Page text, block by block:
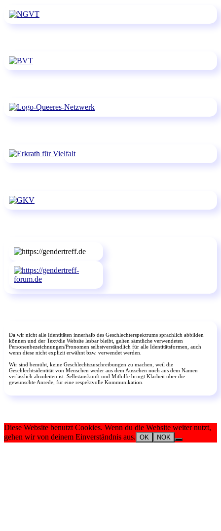
Da wir nicht alle Identitäten innerhalb des Geschlechterspektrums sprachlich abbilden
können und der Text/die Website lesbar bleibt, gelten sämtliche verwendeten
Personenbezeichnungen/Pronomen selbstverständlich für alle Identitätsformen, auch
wenn diese nicht explizit erwähnt bzw. verwendet werden.
Wir sind bemüht, keine Geschlechtszuschreibungen zu machen, weil die
Geschlechtsidentität von Menschen weder aus dem Aussehen noch aus dem Namen
verlässlich abzuleiten ist. Selbstauskunft und Mithilfe bringt Klarheit über die
gewünschte Anrede, für eine respektvolle Kommunikation.
Diese Website benutzt Cookies. Wenn du die Website weiter nutzt,
gehen wir von deinem Einverständnis aus. OK NOK